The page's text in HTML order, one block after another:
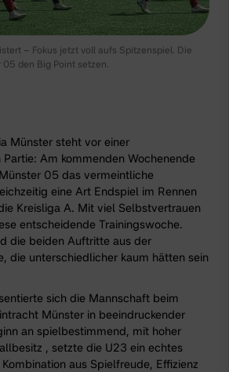
– Fokus jetzt voll aufs Spitzenspiel. Die
den Big Point setzen.
Münster steht vor einer
Am kommenden Wochenende
05 das vermeintliche
eine Art Endspiel im Rennen
Kreisliga A. Mit viel Selbstvertrauen
entscheidende Trainingswoche.
die beiden Auftritte aus der
die unterschiedlicher kaum hätten sein
sich die Mannschaft beim
Münster in beeindruckender
an spielbestimmend, mit hoher
, setzte die U23 ein echtes
aus Spielfreude, Effizienz